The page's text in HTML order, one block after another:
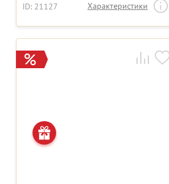
ID: 21127 Характеристики